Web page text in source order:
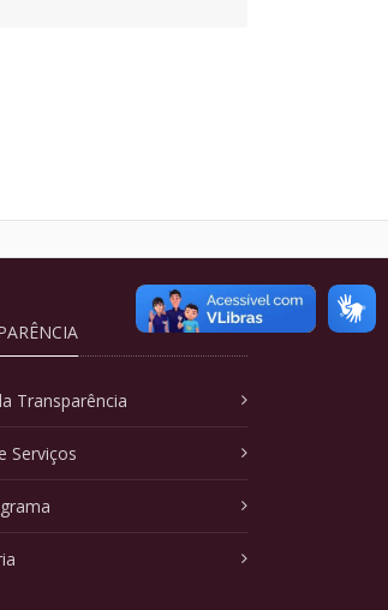
Transparência
Serviços